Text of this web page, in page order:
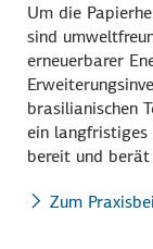
Um die
sind
erneuerbarer
brasilianischen
ein langfristiges
bereit und berät
Zum